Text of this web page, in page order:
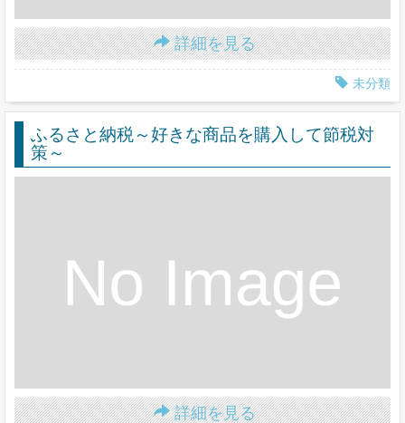
詳細を見る
未分類
ふるさと納税～好きな商品を購入して節税対
策～
詳細を見る